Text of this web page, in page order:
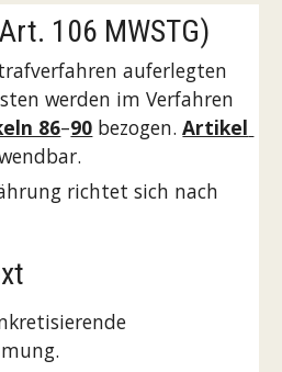
106 MWSTG)
auferlegten
werden im Verfahren
86–90 bezogen. Artikel